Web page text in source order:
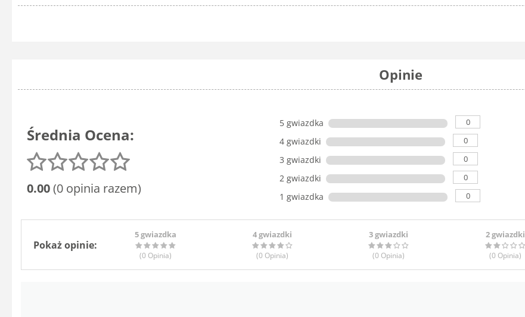
Opinie
Średnia Ocena:
0.00(0 opinia razem)
5 gwiazdka 0
4 gwiazdki 0
3 gwiazdki 0
2 gwiazdki 0
1 gwiazdka 0
Pokaż opinie:
5 gwiazdka
(0 Opinia)
4 gwiazdki
(0 Opinia)
3 gwiazdki
(0 Opinia)
2 gwiazdki
(0 Opinia)